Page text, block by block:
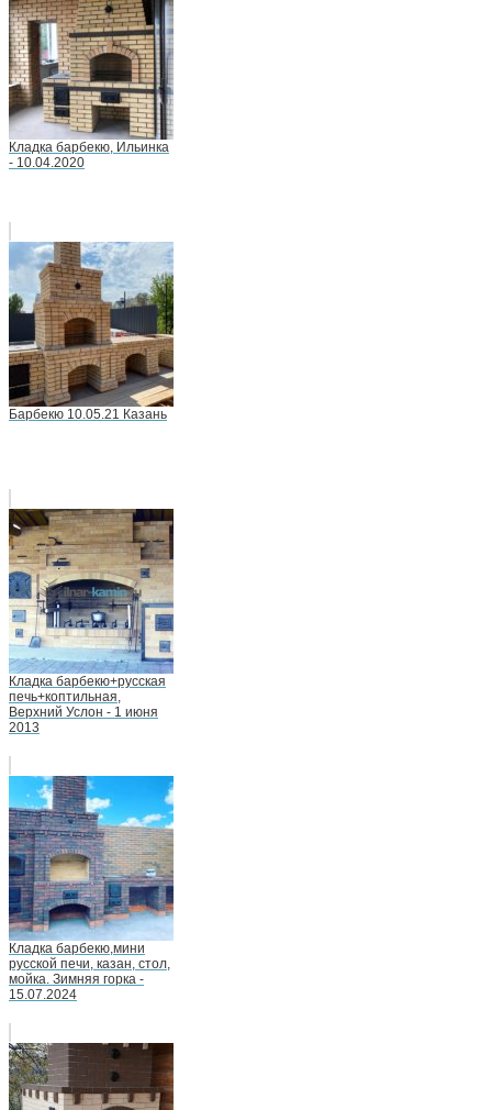
Кладка барбекю, Ильинка
- 10.04.2020
Барбекю 10.05.21 Казань
Кладка барбекю+русская
печь+коптильная,
Верхний Услон - 1 июня
2013
Кладка барбекю,мини
русской печи, казан, стол,
мойка. Зимняя горка -
15.07.2024